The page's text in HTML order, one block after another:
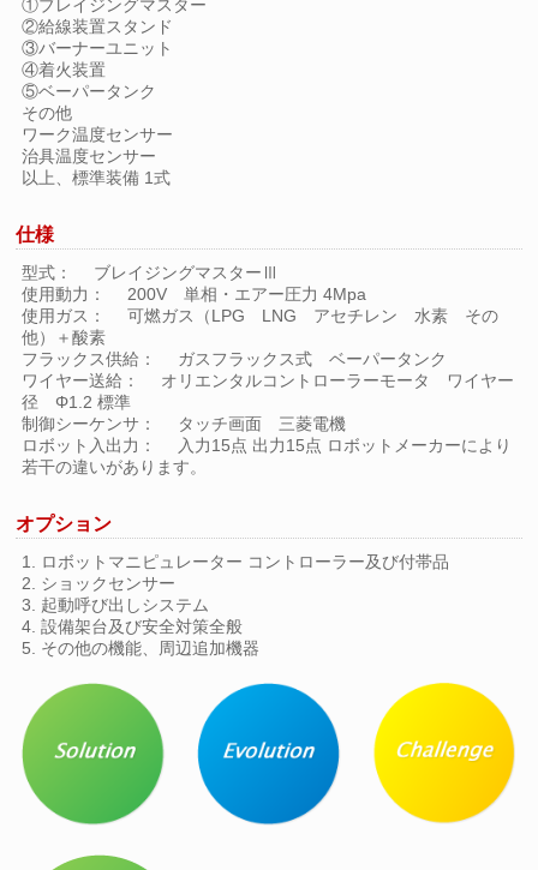
①ブレイジングマスター
②給線装置スタンド
③バーナーユニット
④着火装置
⑤ベーパータンク
その他
ワーク温度センサー
治具温度センサー
以上、標準装備 1式
仕様
型式： ブレイジングマスターⅢ
使用動力： 200V 単相・エアー圧力 4Mpa
使用ガス： 可燃ガス（LPG LNG アセチレン 水素 その
他）＋酸素
フラックス供給： ガスフラックス式 ベーパータンク
ワイヤー送給： オリエンタルコントローラーモータ ワイヤー
径 Φ1.2 標準
制御シーケンサ： タッチ画面 三菱電機
ロボット入出力： 入力15点 出力15点 ロボットメーカーにより
若干の違いがあります。
オプション
1. ロボットマニピュレーター コントローラー及び付帯品
2. ショックセンサー
3. 起動呼び出しシステム
4. 設備架台及び安全対策全般
5. その他の機能、周辺追加機器